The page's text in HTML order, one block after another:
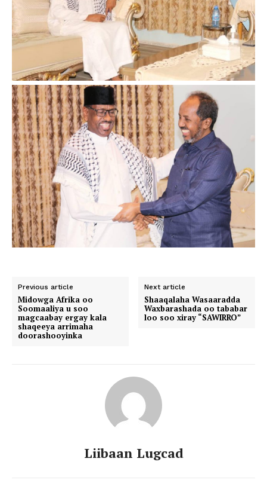
Previous article
Midowga Afrika oo
Soomaaliya u soo
magcaabay ergay kala
shaqeeya arrimaha
doorashooyinka
Next article
Shaaqalaha Wasaaradda
Waxbarashada oo tababar
loo soo xiray “SAWIRRO”
Liibaan Lugcad